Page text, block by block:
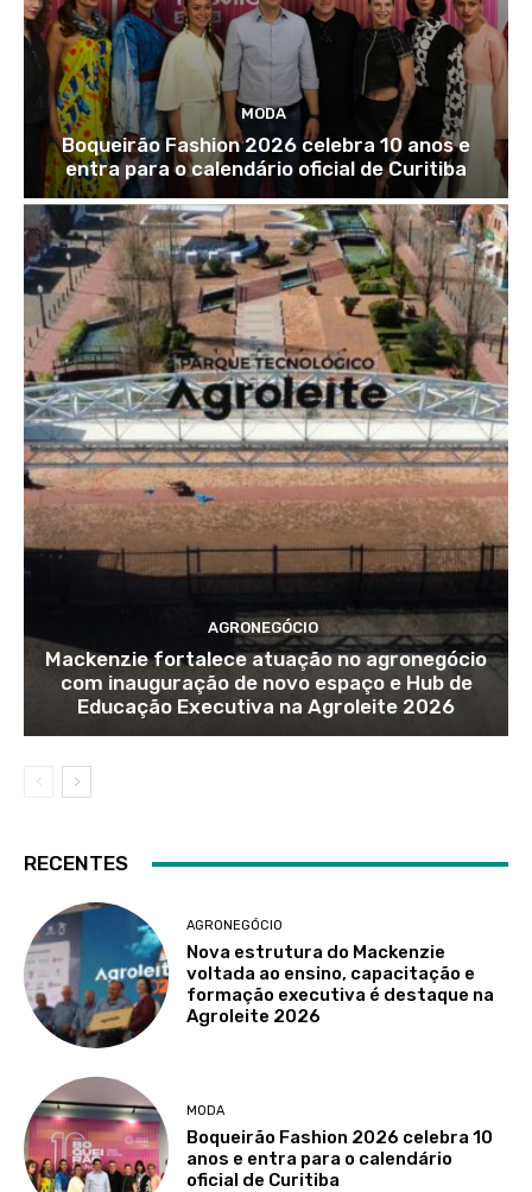
MODA
Boqueirão Fashion 2026 celebra 10 anos e
entra para o calendário oficial de Curitiba
AGRONEGÓCIO
Mackenzie fortalece atuação no agronegócio
com inauguração de novo espaço e Hub de
Educação Executiva na Agroleite 2026
RECENTES
AGRONEGÓCIO
Nova estrutura do Mackenzie
voltada ao ensino, capacitação e
formação executiva é destaque na
Agroleite 2026
MODA
Boqueirão Fashion 2026 celebra 10
anos e entra para o calendário
oficial de Curitiba